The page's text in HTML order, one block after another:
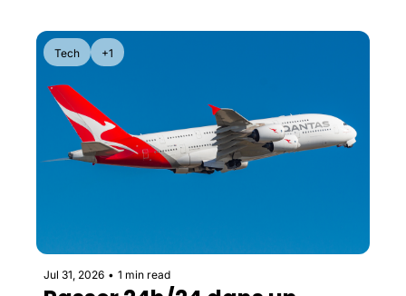
Tech +1
Jul 31, 2026 • 1 min read